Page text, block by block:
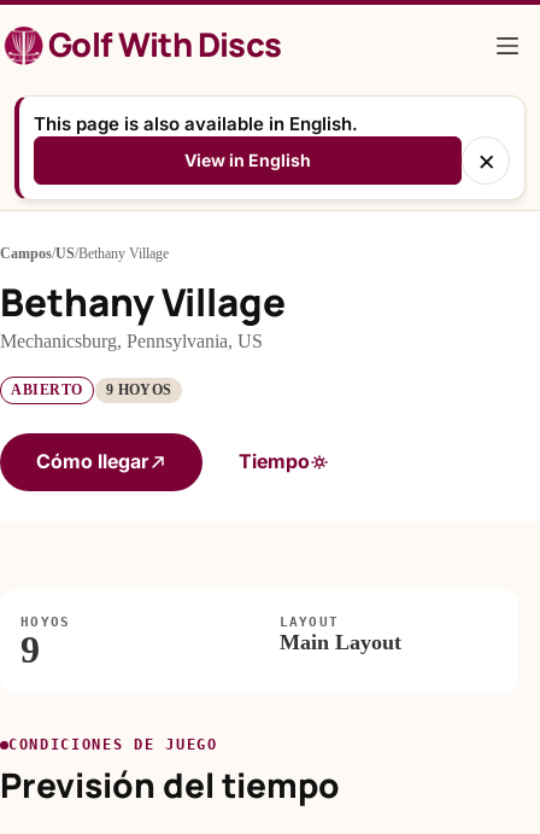
al
contenidoGolf With Discs
This page is also available in English.
View in English ×
Campos/US/Bethany Village
Bethany Village
Mechanicsburg, Pennsylvania, US
ABIERTO 9 HOYOS
Cómo llegar Tiempo
HOYOS
9
LAYOUT
Main Layout
CONDICIONES DE JUEGO
Previsión del tiempo